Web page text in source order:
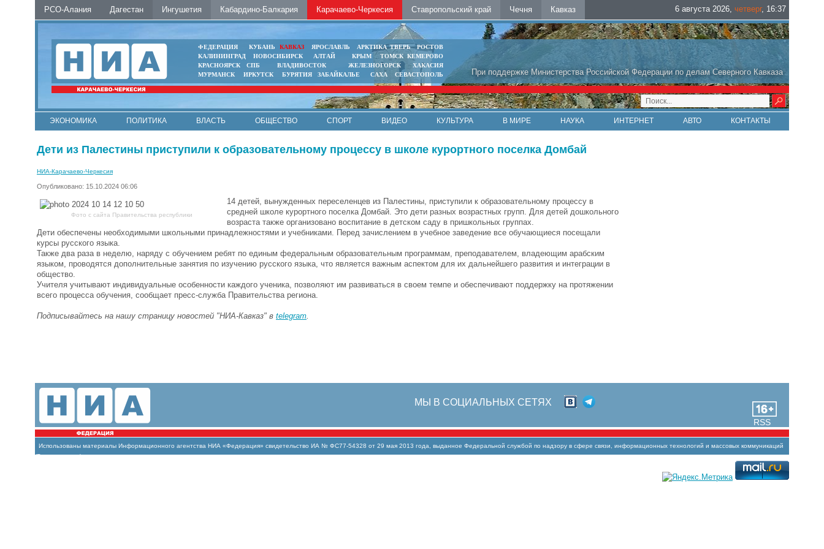
РСО-Алания Дагестан Ингушетия Кабардино-Балкария Карачаево-Черкесия Ставропольский край Чечня Кавказ 6 августа 2026, четверг, 16:37
При поддержке Министерства Российской Федерации по делам Северного Кавказа
ФЕДЕРАЦИЯ КУБАНЬ КАВКАЗ ЯРОСЛАВЛЬ АРКТИКА ТВЕРЬ
РОСТОВ
КАЛИНИНГРАД
НОВОСИБИРСК АЛТАЙ КРЫМ ТОМСК КЕМЕРОВО
КРАСНОЯРСК
СПБ ВЛАДИВОСТОК ЖЕЛЕЗНОГОРСК
ХАКАСИЯ
МУРМАНСК
ИРКУТСК БУРЯТИЯ ЗАБАЙКАЛЬЕ САХА СЕВАСТОПОЛЬ
ЭКОНОМИКА ПОЛИТИКА ВЛАСТЬ ОБЩЕСТВО СПОРТ ВИДЕО КУЛЬТУРА В МИРЕ НАУКА ИНТЕРНЕТ АВТО КОНТАКТЫ
Дети из Палестины приступили к образовательному процессу в школе курортного поселка Домбай
НИА-Карачаево-Черкесия
Опубликовано: 15.10.2024 06:06
Фото с сайта Правительства республики
14 детей, вынужденных переселенцев из Палестины, приступили к образовательному процессу в
средней школе курортного поселка Домбай. Это дети разных возрастных групп. Для детей дошкольного
возраста также организовано воспитание в детском саду в пришкольных группах.
Дети обеспечены необходимыми школьными принадлежностями и учебниками. Перед зачислением в учебное заведение все обучающиеся посещали
курсы русского языка.
Также два раза в неделю, наряду с обучением ребят по единым федеральным образовательным программам, преподавателем, владеющим арабским
языком, проводятся дополнительные занятия по изучению русского языка, что является важным аспектом для их дальнейшего развития и интеграции в
общество.
Учителя учитывают индивидуальные особенности каждого ученика, позволяют им развиваться в своем темпе и обеспечивают поддержку на протяжении
всего процесса обучения, сообщает пресс-служба Правительства региона.
Подписывайтесь на нашу страницу новостей "НИА-Кавказ" в telegram
RSS
МЫ В СОЦИАЛЬНЫХ СЕТЯХ
Использованы материалы Информационного агентства НИА «Федерация» свидетельство ИА № ФС77-54328 от 29 мая 2013 года, выданное Федеральной службой по надзору в сфере связи, информационных технологий и массовых коммуникаций
(Роскомнадзор)